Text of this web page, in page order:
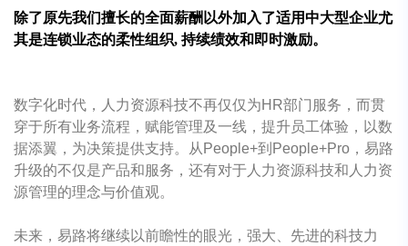
除了原先我们擅长的全面薪酬以外加入了适用中大型企业尤
其是连锁业态的柔性组织, 持续绩效和即时激励。
数字化时代，人力资源科技不再仅仅为HR部门服务，而贯
穿于所有业务流程，赋能管理及一线，提升员工体验，以数
据添翼，为决策提供支持。从People+到People+Pro，易路
升级的不仅是产品和服务，还有对于人力资源科技和人力资
源管理的理念与价值观。
未来，易路将继续以前瞻性的眼光，强大、先进的科技力